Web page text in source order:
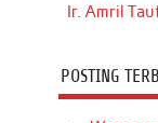
Ir. Amril
POSTING